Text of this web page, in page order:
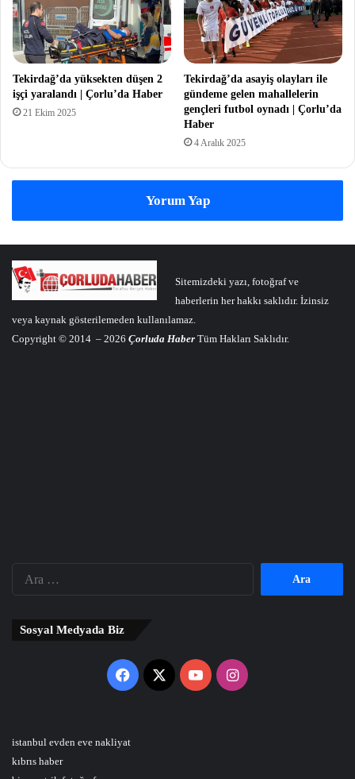
Tekirdağ’da yüksekten düşen 2
işçi yaralandı | Çorlu’da Haber
21 Ekim 2025
Tekirdağ’da asayiş olayları ile
gündeme gelen mahallelerin
gençleri futbol oynadı | Çorlu’da
Haber
4 Aralık 2025
Yorum Yap
Sitemizdeki yazı, fotoğraf ve
haberlerin her hakkı saklıdır. İzinsiz
veya kaynak gösterilemeden kullanılamaz.
Copyright © 2014 – 2026 Çorluda Haber Tüm Hakları Saklıdır.
Sosyal Medyada Biz
Facebook
X YouTubeInstagram
istanbul evden eve nakliyat
kıbrıs haber